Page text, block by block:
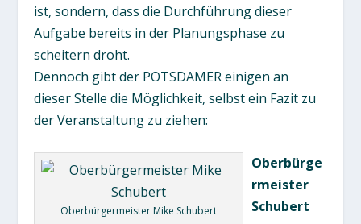
ist, sondern, dass die Durchführung dieser
Aufgabe bereits in der Planungsphase zu
scheitern droht.
Dennoch gibt der POTSDAMER einigen an
dieser Stelle die Möglichkeit, selbst ein Fazit zu
der Veranstaltung zu ziehen:
Oberbürgermeister Mike Schubert
Oberbürge
rmeister
Schubert